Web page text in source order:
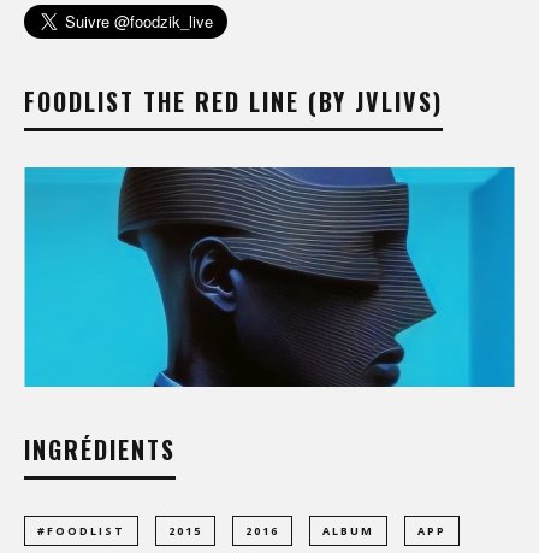
FOODLIST THE RED LINE (BY JVLIVS)
INGRÉDIENTS
#FOODLIST 2015 2016 ALBUM APP